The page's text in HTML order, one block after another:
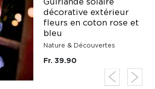
décorative extérieur
fleurs en coton rose et
bleu
Nature & Découvertes
Fr. 39.90